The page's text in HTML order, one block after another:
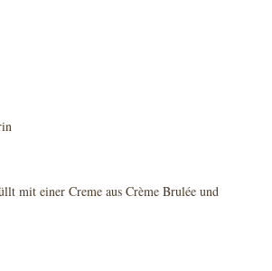
mit einer Creme aus Crème Brulée und